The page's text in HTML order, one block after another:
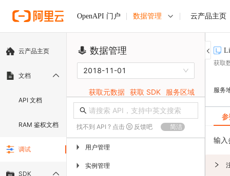
OpenAPI 门户 数据管理 云产品主页
云产品主页
文档
API 文档
RAM 鉴权文档
调试
SDK
数据管理
2018-11-01
获取元数据 获取 SDK 服务区域
找不到 API ? 点击 反馈吧 简洁
▶ 用户管理
▶ 实例管理
获取
服务
输入